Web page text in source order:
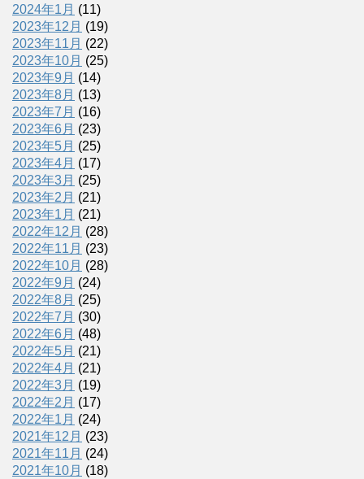
2024年1月 (11)
2023年12月 (19)
2023年11月 (22)
2023年10月 (25)
2023年9月 (14)
2023年8月 (13)
2023年7月 (16)
2023年6月 (23)
2023年5月 (25)
2023年4月 (17)
2023年3月 (25)
2023年2月 (21)
2023年1月 (21)
2022年12月 (28)
2022年11月 (23)
2022年10月 (28)
2022年9月 (24)
2022年8月 (25)
2022年7月 (30)
2022年6月 (48)
2022年5月 (21)
2022年4月 (21)
2022年3月 (19)
2022年2月 (17)
2022年1月 (24)
2021年12月 (23)
2021年11月 (24)
2021年10月 (18)